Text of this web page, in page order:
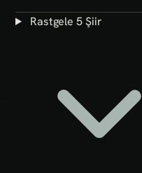
Rastgele 5 Şiir